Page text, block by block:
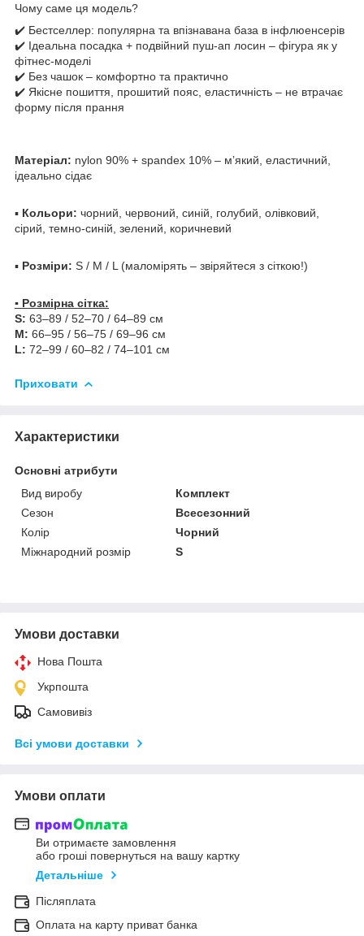
Чому саме ця модель?
✔️ Бестселлер: популярна та впізнавана база в інфлюенсерів
✔️ Ідеальна посадка + подвійний пуш-ап лосин – фігура як у
фітнес-моделі
✔️ Без чашок – комфортно та практично
✔️ Якісне пошиття, прошитий пояс, еластичність – не втрачає
форму після прання
Матеріал: nylon 90% + spandex 10% – мʼякий, еластичний,
ідеально сідає
▪️ Кольори: чорний, червоний, синій, голубий, олівковий,
сірий, темно-синій, зелений, коричневий
▪️ Розміри: S / M / L (маломірять – звіряйтеся з сіткою!)
▪️ Розмірна сітка:
S: 63–89 / 52–70 / 64–89 см
M: 66–95 / 56–75 / 69–96 см
L: 72–99 / 60–82 / 74–101 см
Приховати
Характеристики
Основні атрибути
Вид виробу
Комплект
Сезон
Всесезонний
Колір
Чорний
Міжнародний розмір
S
Умови доставки
Нова Пошта
Укрпошта
Самовивіз
Всі умови доставки
Умови оплати
Ви отримаєте замовлення
або гроші повернуться на вашу картку
Детальніше
Післяплата
Оплата на карту приват банка